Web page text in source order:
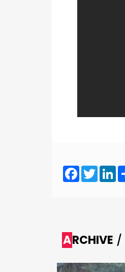
Facebook
ARCHIVE /